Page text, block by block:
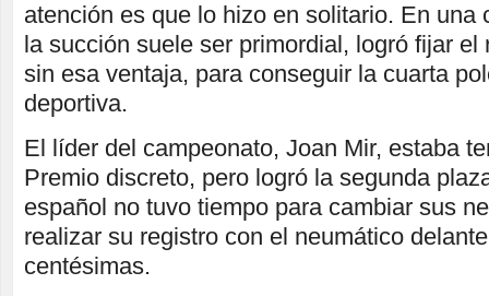
atención es que lo hizo en solitario. En una
la succión suele ser primordial, logró fijar el
sin esa ventaja, para conseguir la cuarta
deportiva.
El líder del campeonato, Joan Mir, estaba
Premio discreto, pero logró la segunda
español no tuvo tiempo para cambiar sus
realizar su registro con el neumático
centésimas.